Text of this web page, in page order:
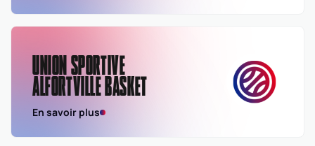
UNION SPORTIVE
ALFORTVILLE BASKET
En savoir plus